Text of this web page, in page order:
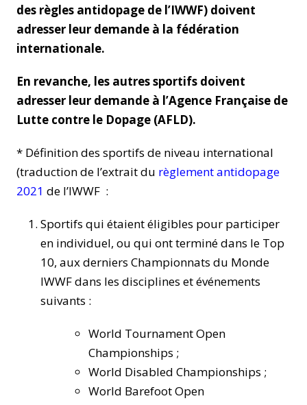
des règles antidopage de l’IWWF) doivent
adresser leur demande à la fédération
internationale.
En revanche, les autres sportifs doivent
adresser leur demande à l’Agence Française de
Lutte contre le Dopage (AFLD).
* Définition des sportifs de niveau international
(traduction de l’extrait du règlement antidopage
2021 de l’IWWF :
Sportifs qui étaient éligibles pour participer
en individuel, ou qui ont terminé dans le Top
10, aux derniers Championnats du Monde
IWWF dans les disciplines et événements
suivants :
World Tournament Open
Championships ;
World Disabled Championships ;
World Barefoot Open